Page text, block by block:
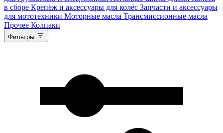
в сборе Крепёж и аксессуары для колёс Запчасти и аксессуары
для мототехники Моторные масла Трансмиссионные масла
Прочее Колпаки
Фильтры